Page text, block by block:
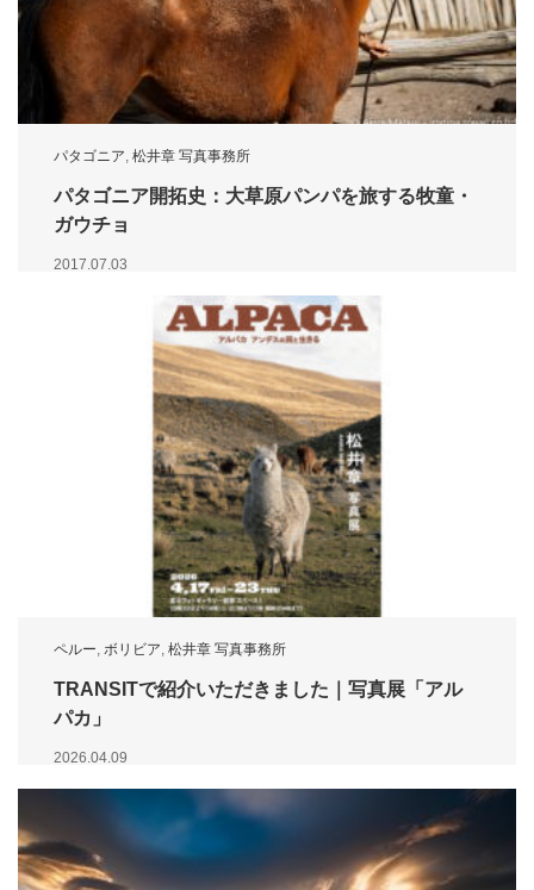
パタゴニア, 松井章 写真事務所
パタゴニア開拓史：大草原パンパを旅する牧童・
ガウチョ
2017.07.03
ペルー, ボリビア, 松井章 写真事務所
TRANSITで紹介いただきました｜写真展「アル
パカ」
2026.04.09